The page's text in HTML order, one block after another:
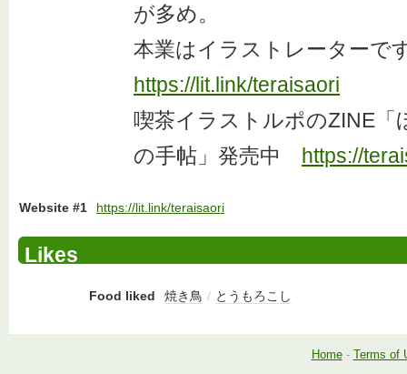
が多め。
本業はイラストレーターで
https://lit.link/teraisaori
喫茶イラストルポのZINE「
の手帖」発売中
https://
Website #1 https://lit.link/teraisaori
Likes
Food liked 焼き鳥 / とうもろこし
Home- Terms of